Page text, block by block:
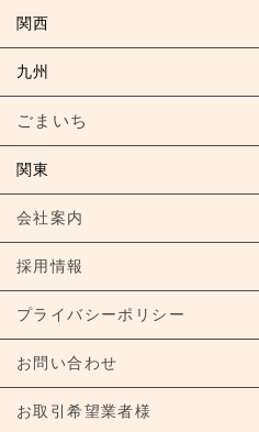
関西
九州
ごまいち
関東
会社案内
採用情報
プライバシーポリシー
お問い合わせ
お取引希望業者様